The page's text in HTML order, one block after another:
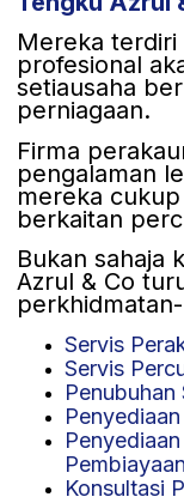
Mereka terdiri
profesional
setiausaha
perniagaan.
Firma
pengalaman
mereka
berkaitan
Bukan sahaja
Azrul & Co
Servis
Servis
Pembiayaan
Konsultasi